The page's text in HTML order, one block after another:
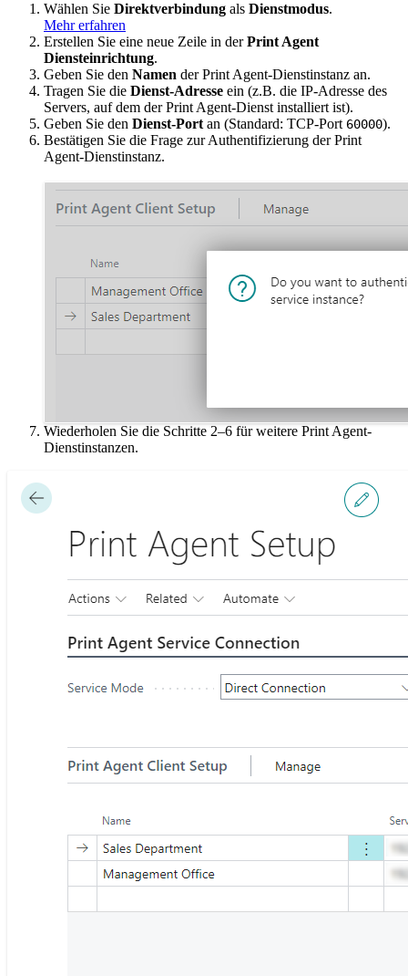
Wählen Sie Direktverbindung als Dienstmodus.
Mehr erfahren
Erstellen Sie eine neue Zeile in derPrint Agent
Diensteinrichtung.
Geben Sie den Namen der Print Agent-Dienstinstanz an.
Tragen Sie die Dienst-Adresse ein (z.B. die IP-Adresse des
Servers, auf dem der Print Agent-Dienst installiert ist).
Geben Sie den Dienst-Port an (Standard: TCP-Port 60000).
Bestätigen Sie die Frage zur Authentifizierung der Print
Agent-Dienstinstanz.
Wiederholen Sie die Schritte 2–6 für weitere Print Agent-
Dienstinstanzen.